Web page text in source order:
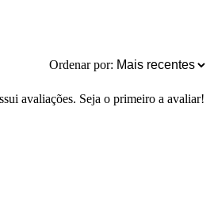
Ordenar por:
avaliações. Seja o primeiro a avaliar!